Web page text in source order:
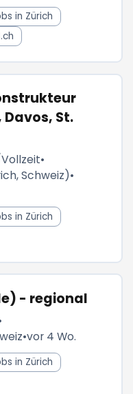
in Zürich
St.
•
Schweiz)•
in Zürich
- regional
•vor 4 Wo.
in Zürich